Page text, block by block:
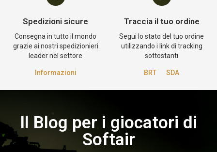
Spedizioni sicure
Consegna in tutto il mondo
grazie ai nostri spedizionieri
leader nel settore
Informazioni
Traccia il tuo ordine
Segui lo stato del tuo ordine
utilizzando i link di tracking
sottostanti
BRT SDA
Il Blog per i giocatori di
Softair